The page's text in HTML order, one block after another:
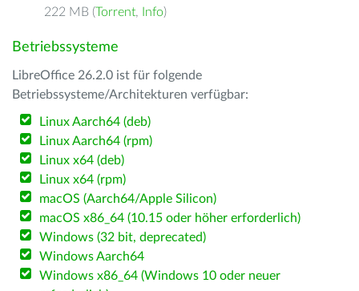
222 MB (Torrent, Info)
Betriebssysteme
LibreOffice 26.2.0 ist für folgende
Betriebssysteme/Architekturen verfügbar:
Linux Aarch64 (deb)
Linux Aarch64 (rpm)
Linux x64 (deb)
Linux x64 (rpm)
macOS (Aarch64/Apple Silicon)
macOS x86_64 (10.15 oder höher erforderlich)
Windows (32 bit, deprecated)
Windows Aarch64
Windows x86_64 (Windows 10 oder neuer